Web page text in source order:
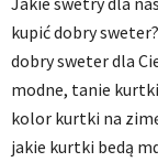
kupić dobry
dobry sweter dla
modne, tanie
kolor kurtki na
jakie kurtki bedą